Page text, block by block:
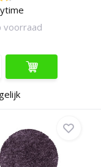
voorraad